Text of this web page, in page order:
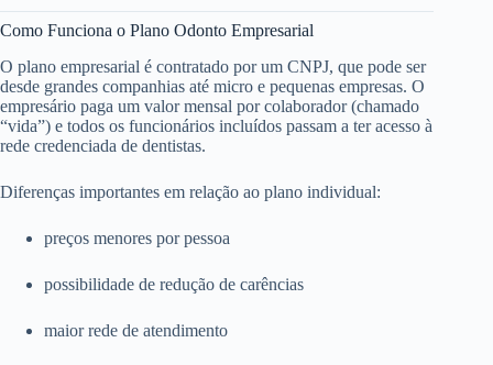
Como Funciona o Plano Odonto Empresarial
O plano empresarial é contratado por um CNPJ, que pode ser
desde grandes companhias até micro e pequenas empresas. O
empresário paga um valor mensal por colaborador (chamado
“vida”) e todos os funcionários incluídos passam a ter acesso à
rede credenciada de dentistas.
Diferenças importantes em relação ao plano individual:
preços menores por pessoa
possibilidade de redução de carências
maior rede de atendimento